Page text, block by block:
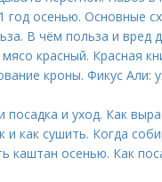
год осенью. Основные
В чём польза и вред
красный. Красная
кроны. Фикус Али:
посадка и уход. Как
и как сушить. Когда
каштан осенью. Как